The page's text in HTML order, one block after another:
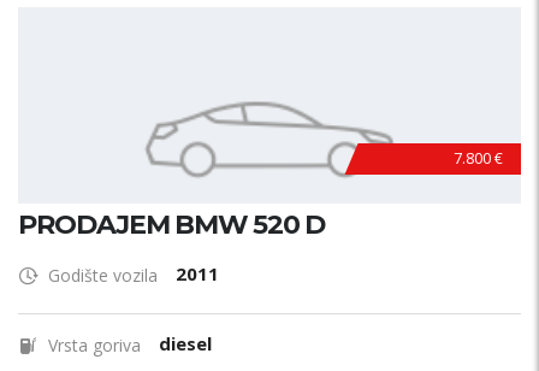
7.800 €
PRODAJEM BMW 520 D
Godište vozila 2011
Vrsta goriva diesel